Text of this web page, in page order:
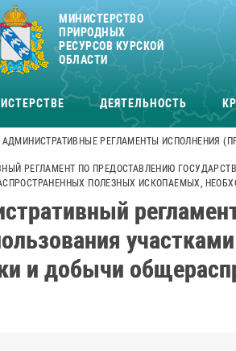
МИНИСТЕРСТВО
ПРИРОДНЫХ
РЕСУРСОВ КУРСКОЙ
ОБЛАСТИ
ДЕЯТЕЛЬНОСТЬ
АДМИНИСТРАТИВНЫЕ РЕГЛАМЕНТЫ ИСПОЛНЕНИЯ
РЕГЛАМЕНТ ПО ПРЕДОСТАВЛЕНИЮ
ПОЛЕЗНЫХ ИСКОПАЕМЫХ,
и добычи